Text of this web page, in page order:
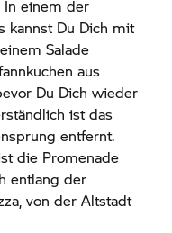
In einem der
kannst Du Dich mit
Salade
aus
Du Dich wieder
ist das
entfernt.
die Promenade
entlang der
von der Altstadt